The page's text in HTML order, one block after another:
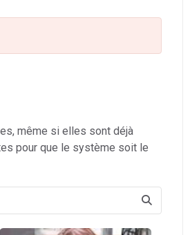
même si elles sont déjà
pour que le système soit le